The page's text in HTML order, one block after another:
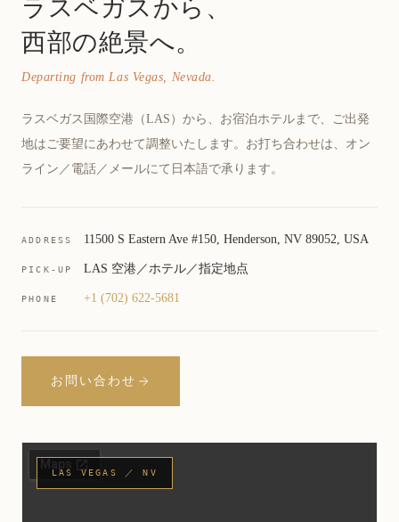
ラスベガスから、
西部の絶景へ。
Departing from Las Vegas, Nevada.
ラスベガス国際空港（LAS）から、お宿泊ホテルまで、ご出発
地はご要望にあわせて調整いたします。お打ち合わせは、オン
ライン／電話／メールにて日本語で承ります。
ADDRESS 11500 S Eastern Ave #150, Henderson, NV 89052, USA
PICK-UP LAS 空港／ホテル／指定地点
PHONE +1 (702) 622-5681
お問い合わせ
LAS VEGAS ／ NV